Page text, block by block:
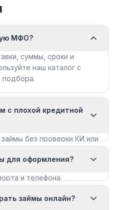
МФО?
суммы, сроки и
наш каталог с
подбора.
с плохой кредитной
без проверки КИ или
для оформления?
и телефона.
займы онлайн?